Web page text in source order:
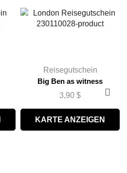
Reisegutschein
Big Ben as witness
3,90 $
KARTE ANZEIGEN